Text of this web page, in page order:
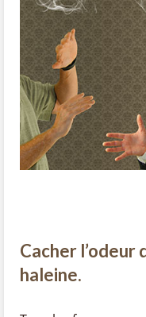
Cacher l’odeur
haleine.